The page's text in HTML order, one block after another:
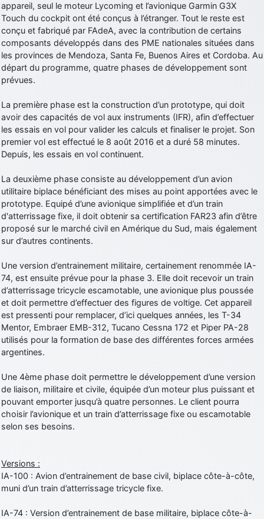
appareil, seul le moteur Lycoming et l’avionique Garmin G3X
Touch du cockpit ont été conçus à l’étranger. Tout le reste est
conçu et fabriqué par FAdeA, avec la contribution de certains
composants développés dans des PME nationales situées dans
les provinces de Mendoza, Santa Fe, Buenos Aires et Cordoba. Au
départ du programme, quatre phases de développement sont
prévues.
La première phase est la construction d’un prototype, qui doit
avoir des capacités de vol aux instruments (IFR), afin d’effectuer
les essais en vol pour valider les calculs et finaliser le projet. Son
premier vol est effectué le 8 août 2016 et a duré 58 minutes.
Depuis, les essais en vol continuent.
La deuxième phase consiste au développement d’un avion
utilitaire biplace bénéficiant des mises au point apportées avec le
prototype. Equipé d’une avionique simplifiée et d’un train
d'atterrissage fixe, il doit obtenir sa certification FAR23 afin d’être
proposé sur le marché civil en Amérique du Sud, mais également
sur d’autres continents.
Une version d’entrainement militaire, certainement renommée IA-
74, est ensuite prévue pour la phase 3. Elle doit recevoir un train
d’atterrissage tricycle escamotable, une avionique plus poussée
et doit permettre d’effectuer des figures de voltige. Cet appareil
est pressenti pour remplacer, d’ici quelques années, les T-34
Mentor, Embraer EMB-312, Tucano Cessna 172 et Piper PA-28
utilisés pour la formation de base des différentes forces armées
argentines.
Une 4ème phase doit permettre le développement d’une version
de liaison, militaire et civile, équipée d’un moteur plus puissant et
pouvant emporter jusqu’à quatre personnes. Le client pourra
choisir l’avionique et un train d’atterrissage fixe ou escamotable
selon ses besoins.
Versions :
IA-100 : Avion d’entrainement de base civil, biplace côte-à-côte,
muni d’un train d’atterrissage tricycle fixe.
IA-74 : Version d’entrainement de base militaire, biplace côte-à-